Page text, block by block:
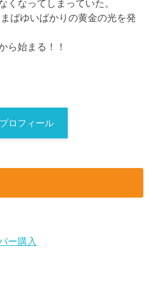
くなってしまっていた。
ばゆいばかりの黄金の光を発
ら始まる！！
ロフィール
ー購入